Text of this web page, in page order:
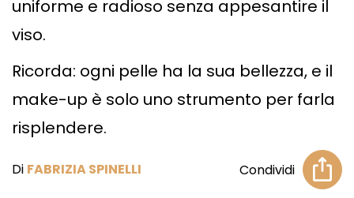
uniforme e radioso senza appesantire il
viso.
Ricorda: ogni pelle ha la sua bellezza, e il
make-up è solo uno strumento per farla
risplendere.
Di FABRIZIA SPINELLI Condividi